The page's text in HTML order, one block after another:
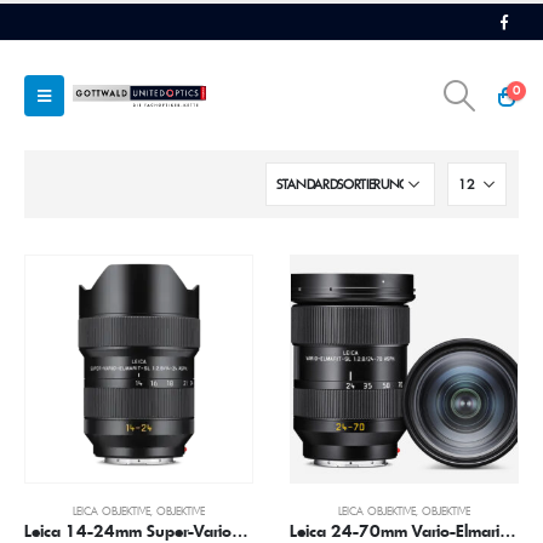
0
LEICA OBJEKTIVE OBJEKTIVE
Leica 14-24mm Super-Vario-Elmarit-SL 1:2,8 ASPH.
LEICA OBJEKTIVE OBJEKTIVE
Leica 24-70mm Vario-Elmarit-SL 1:2.8 ASPH.